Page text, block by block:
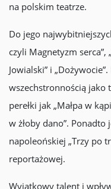
na polskim teatrze.
Do jego
czyli Magnetyzm serca”,
Jowialski” i
wszechstronnością jako
perełki jak „Małpa w
w żłoby dano”.
napoleońskiej „Trzy po
reportażowej.
Wyjątkowy talent i